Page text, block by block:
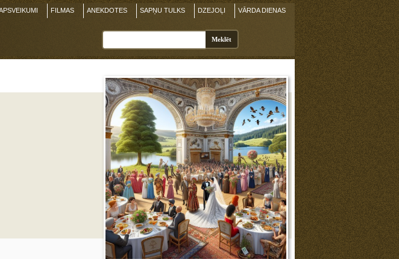
FILMAS ANEKDOTES SAPŅU TULKS DZEJOĻI VĀRDA DIENAS